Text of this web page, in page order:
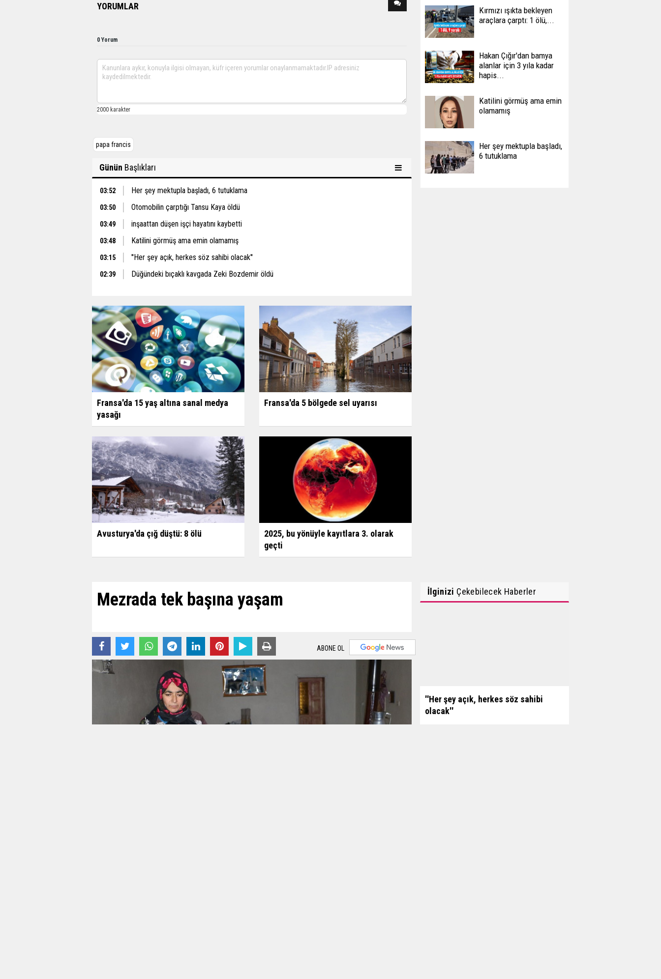
YORUMLAR
0 Yorum
papa francis
Günün Başlıkları
03:52 Her şey mektupla başladı, 6 tutuklama
03:50 Otomobilin çarptığı Tansu Kaya öldü
03:49 inşaattan düşen işçi hayatını kaybetti
03:48 Katilini görmüş ama emin olamamış
03:15 ''Her şey açık, herkes söz sahibi olacak''
02:39 Düğündeki bıçaklı kavgada Zeki Bozdemir öldü
Fransa'da 15 yaş altına sanal medya
yasağı
Fransa'da 5 bölgede sel uyarısı
Avusturya'da çığ düştü: 8 ölü
2025, bu yönüyle kayıtlara 3. olarak
geçti
Kırmızı ışıkta bekleyen
araçlara çarptı: 1 ölü,...
Hakan Çığır'dan bamya
alanlar için 3 yıla kadar
hapis...
Katilini görmüş ama emin
olamamış
Her şey mektupla başladı,
6 tutuklama
Mezrada tek başına yaşam
ABONE OL
İlginizi Çekebilecek Haberler
''Her şey açık, herkes söz sahibi
olacak''